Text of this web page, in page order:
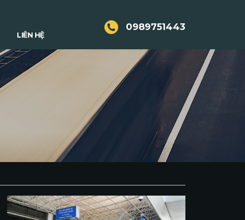
0989751443
LIÊN HỆ